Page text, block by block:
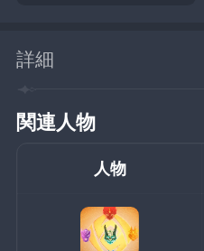
詳細
関連人物
人物